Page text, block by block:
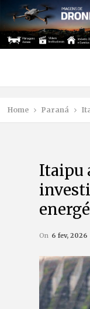
Home Paraná
Itaipu
On 6 fev, 2026